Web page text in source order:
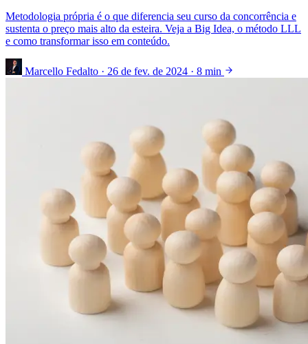
Metodologia própria é o que diferencia seu curso da concorrência e
sustenta o preço mais alto da esteira. Veja a Big Idea, o método LLL
e como transformar isso em conteúdo.
Marcello Fedalto · 26 de fev. de 2024 · 8 min